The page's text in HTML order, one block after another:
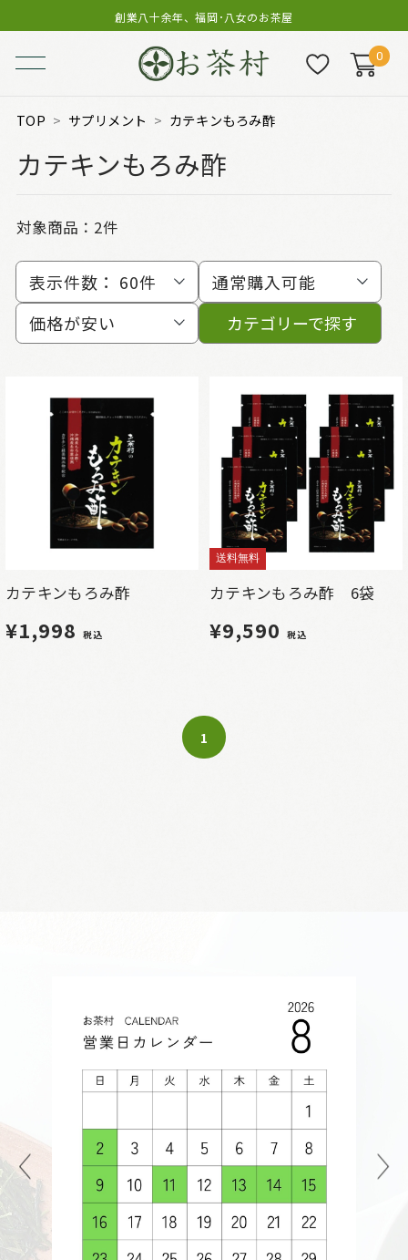
創業八十余年、福岡･八女のお茶屋
0
TOP サプリメント カテキンもろみ酢
カテキンもろみ酢
対象商品： 2件
表示件数： 60件
通常購入可能
価格が安い
カテゴリーで探す
カテキンもろみ酢
¥1,998 税込
送料無料
カテキンもろみ酢 6袋
¥9,590 税込
1